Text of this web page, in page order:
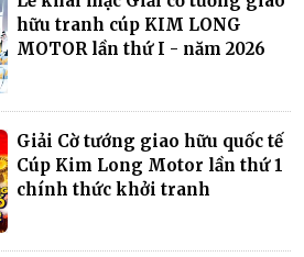
hữu tranh cúp KIM LONG
MOTOR lần thứ I - năm 2026
Giải Cờ tướng giao hữu quốc tế
Cúp Kim Long Motor lần thứ 1
chính thức khởi tranh